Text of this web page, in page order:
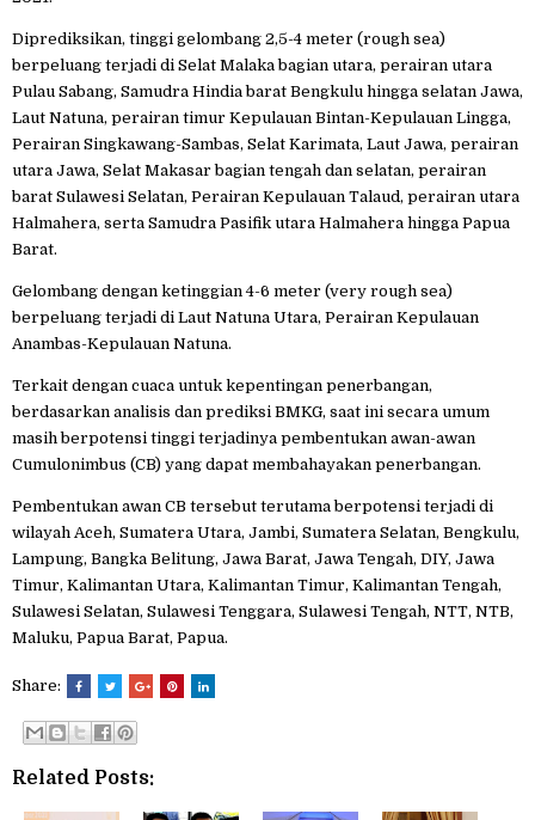
Diprediksikan, tinggi gelombang 2,5-4 meter (rough sea)
berpeluang terjadi di Selat Malaka bagian utara, perairan utara
Pulau Sabang, Samudra Hindia barat Bengkulu hingga selatan Jawa,
Laut Natuna, perairan timur Kepulauan Bintan-Kepulauan Lingga,
Perairan Singkawang-Sambas, Selat Karimata, Laut Jawa, perairan
utara Jawa, Selat Makasar bagian tengah dan selatan, perairan
barat Sulawesi Selatan, Perairan Kepulauan Talaud, perairan utara
Halmahera, serta Samudra Pasifik utara Halmahera hingga Papua
Barat.
Gelombang dengan ketinggian 4-6 meter (very rough sea)
berpeluang terjadi di Laut Natuna Utara, Perairan Kepulauan
Anambas-Kepulauan Natuna.
Terkait dengan cuaca untuk kepentingan penerbangan,
berdasarkan analisis dan prediksi BMKG, saat ini secara umum
masih berpotensi tinggi terjadinya pembentukan awan-awan
Cumulonimbus (CB) yang dapat membahayakan penerbangan.
Pembentukan awan CB tersebut terutama berpotensi terjadi di
wilayah Aceh, Sumatera Utara, Jambi, Sumatera Selatan, Bengkulu,
Lampung, Bangka Belitung, Jawa Barat, Jawa Tengah, DIY, Jawa
Timur, Kalimantan Utara, Kalimantan Timur, Kalimantan Tengah,
Sulawesi Selatan, Sulawesi Tenggara, Sulawesi Tengah, NTT, NTB,
Maluku, Papua Barat, Papua.
Share:
Related Posts: